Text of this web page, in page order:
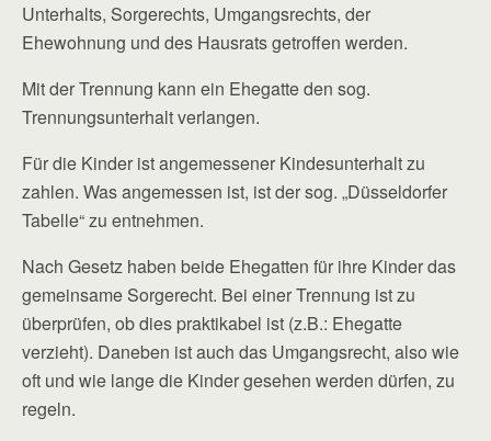
Unterhalts, Sorgerechts, Umgangsrechts, der
Ehewohnung und des Hausrats getroffen werden.
Mit der Trennung kann ein Ehegatte den sog.
Trennungsunterhalt verlangen.
Für die Kinder ist angemessener Kindesunterhalt zu
zahlen. Was angemessen ist, ist der sog. „Düsseldorfer
Tabelle“ zu entnehmen.
Nach Gesetz haben beide Ehegatten für ihre Kinder das
gemeinsame Sorgerecht. Bei einer Trennung ist zu
überprüfen, ob dies praktikabel ist (z.B.: Ehegatte
verzieht). Daneben ist auch das Umgangsrecht, also wie
oft und wie lange die Kinder gesehen werden dürfen, zu
regeln.